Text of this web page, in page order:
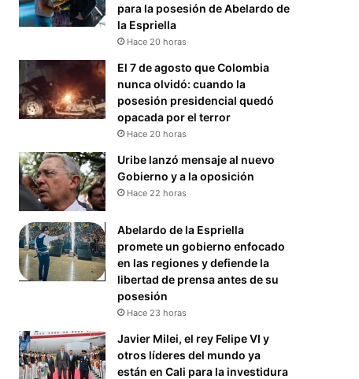
para la posesión de Abelardo de
la Espriella
Hace 20 horas
El 7 de agosto que Colombia
nunca olvidó: cuando la
posesión presidencial quedó
opacada por el terror
Hace 20 horas
Uribe lanzó mensaje al nuevo
Gobierno y a la oposición
Hace 22 horas
Abelardo de la Espriella
promete un gobierno enfocado
en las regiones y defiende la
libertad de prensa antes de su
posesión
Hace 23 horas
Javier Milei, el rey Felipe VI y
otros líderes del mundo ya
están en Cali para la investidura